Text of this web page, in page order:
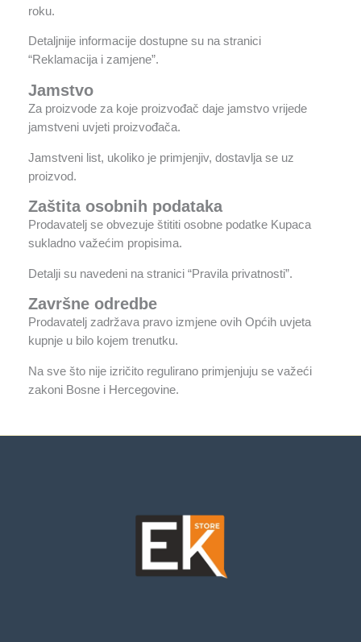
roku.
Detaljnije informacije dostupne su na stranici
“Reklamacija i zamjene”.
Jamstvo
Za proizvode za koje proizvođač daje jamstvo vrijede
jamstveni uvjeti proizvođača.
Jamstveni list, ukoliko je primjenjiv, dostavlja se uz
proizvod.
Zaštita osobnih podataka
Prodavatelj se obvezuje štititi osobne podatke Kupaca
sukladno važećim propisima.
Detalji su navedeni na stranici “Pravila privatnosti”.
Završne odredbe
Prodavatelj zadržava pravo izmjene ovih Općih uvjeta
kupnje u bilo kojem trenutku.
Na sve što nije izričito regulirano primjenjuju se važeći
zakoni Bosne i Hercegovine.